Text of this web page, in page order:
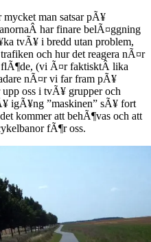
man satsar pÃ¥
har finare belÃ¤ggning
tvÃ¥ i bredd utan problem,
och hur det reagera nÃ¤r
(vi Ã¤r faktisktÂ lika
nÃ¤r vi far fram pÃ¥
oss i tvÃ¥ grupper och
igÃ¥ng ”maskinen” sÃ¥ fort
kommer att behÃ¶vas och att
fÃ¶r oss.